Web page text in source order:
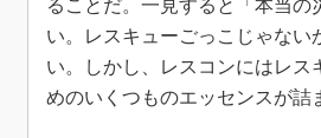
ることだ。一見すると「本当
い。レスキューごっこじゃない
い。しかし、レスコンにはレス
めのいくつものエッセンスが詰